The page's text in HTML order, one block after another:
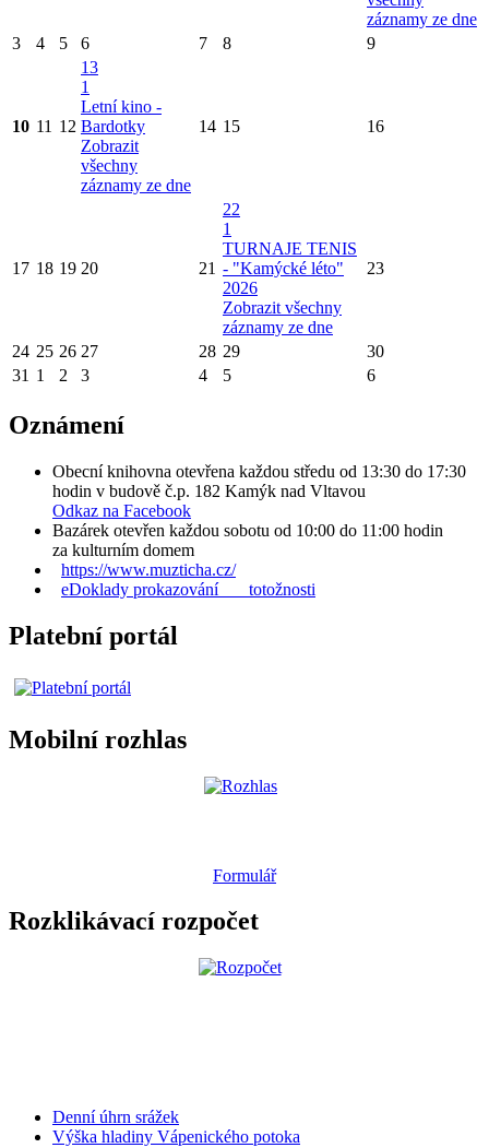
záznamy ze dne
3
4 5 6 7 8 9
10 11 12
13
1
Letní kino -
Bardotky
Zobrazit
všechny
záznamy ze dne
14 15 16
17 18 19 20 21
22
1
TURNAJE TENIS
- "Kamýcké léto"
2026
Zobrazit všechny
záznamy ze dne
23
24 25 26 27 28 29
30
31 1 2 3 4 5 6
Oznámení
Obecní knihovna otevřena každou středu od 13:30 do 17:30
hodin v budově č.p. 182 Kamýk nad Vltavou
Odkaz na Facebook
Bazárek otevřen každou sobotu od 10:00 do 11:00 hodin
za kulturním domem
https://www.muzticha.cz/
eDoklady prokazování totožnosti
Platební portál
Mobilní rozhlas
Formulář
Rozklikávací rozpočet
Denní úhrn srážek
Výška hladiny Vápenického potoka